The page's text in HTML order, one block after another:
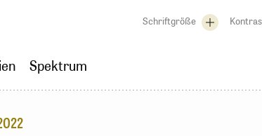
Schriftgröße
Spektrum